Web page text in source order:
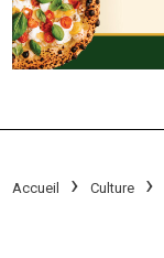
Accueil Culture